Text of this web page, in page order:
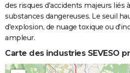
des risques d'accidents majeurs liés
substances dangereuses. Le seuil
d'explosion, de nuage toxique ou
ampleur.
Carte des industries SEVESO